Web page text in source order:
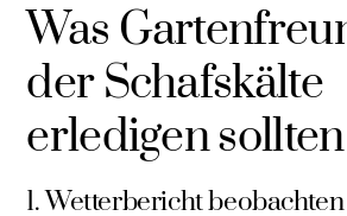
Was
der Schafskälte
erledigen sollten
1. Wetterbericht beobachten